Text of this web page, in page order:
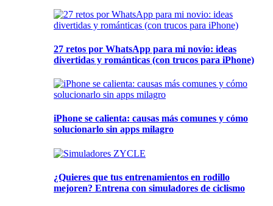
27 retos por WhatsApp para mi novio: ideas
divertidas y románticas (con trucos para iPhone)
iPhone se calienta: causas más comunes y cómo
solucionarlo sin apps milagro
¿Quieres que tus entrenamientos en rodillo
mejoren? Entrena con simuladores de ciclismo